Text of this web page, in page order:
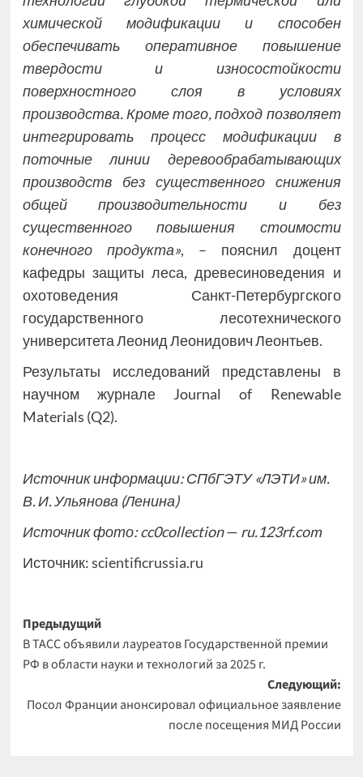
химической модификации и способен
обеспечивать оперативное повышение
твердости и износостойкости
поверхностного слоя в условиях
производства. Кроме того, подход позволяет
интегрировать процесс модификации в
поточные линии деревообрабатывающих
производств без существенного снижения
общей производительности и без
существенного повышения стоимости
конечного продукта», – пояснил доцент
кафедры защиты леса, древесиноведения и
охотоведения Санкт-Петербургского
государственного лесотехнического
университета Леонид Леонидович Леонтьев.
Результаты исследований представлены в
научном журнале Journal of Renewable
Materials (Q2).
Источник информации: СПбГЭТУ «ЛЭТИ» им.
В​. И. Ульянова (Ленина)
Источник фото:cc0collection— ru.123rf.com
Источник:scientificrussia.ru
Навигация
записи
Предыдущий
В ТАСС объявили лауреатов Государственной премии
РФ в области науки и технологий за 2025 г.
Следующий:
Посол Франции анонсировал официальное заявление
после посещения МИД России